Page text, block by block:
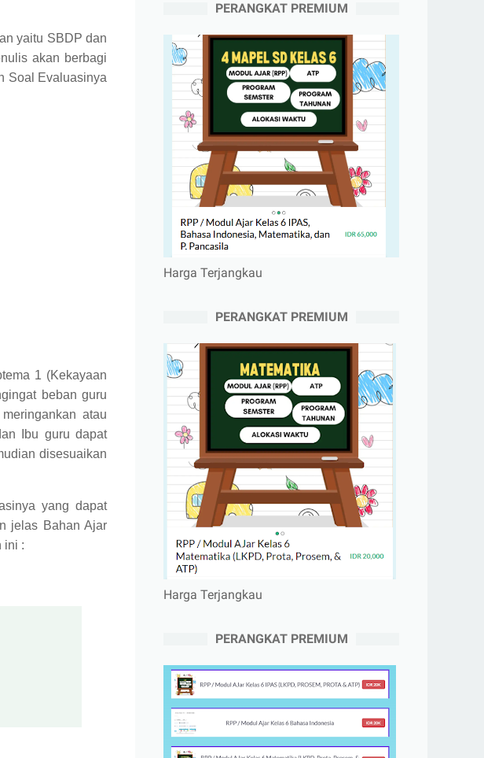
yaitu SBDP dan
akan berbagi
Soal Evaluasinya
1 (Kekayaan
beban guru
atau
Ibu guru dapat
disesuaikan
yang dapat
jelas Bahan Ajar
ini :
PERANGKAT PREMIUM
Harga Terjangkau
PERANGKAT PREMIUM
Harga Terjangkau
PERANGKAT PREMIUM